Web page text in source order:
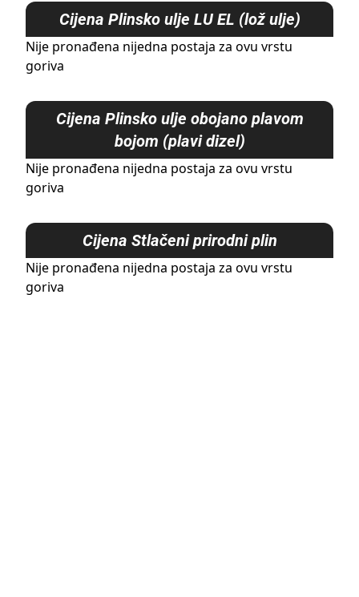
Cijena Plinsko ulje LU EL (lož ulje)
Nije pronađena nijedna postaja za ovu vrstu
goriva
Cijena Plinsko ulje obojano plavom
bojom (plavi dizel)
Nije pronađena nijedna postaja za ovu vrstu
goriva
Cijena Stlačeni prirodni plin
Nije pronađena nijedna postaja za ovu vrstu
goriva